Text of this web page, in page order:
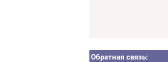
Обратная связь: